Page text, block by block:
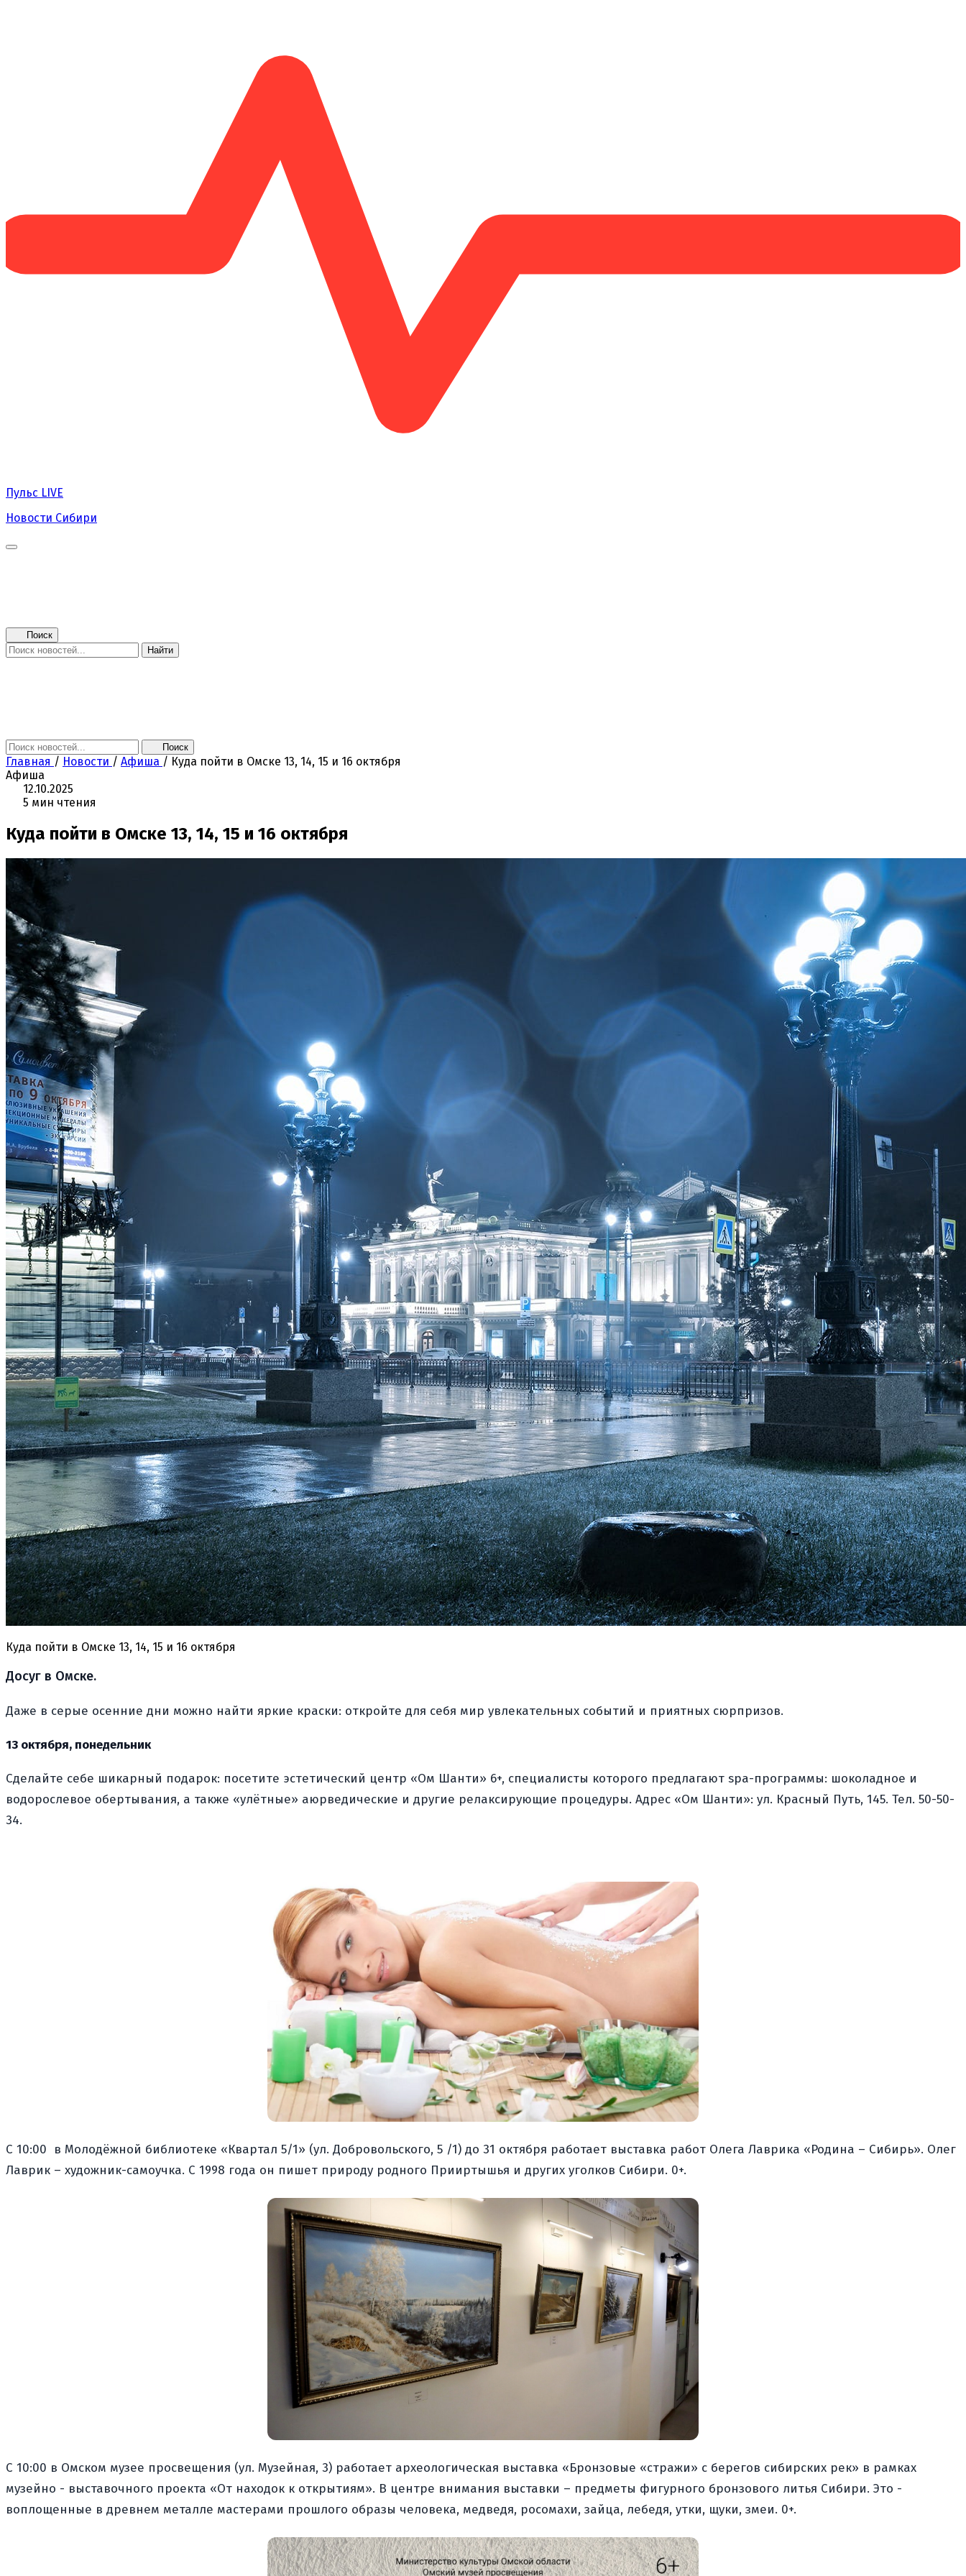
Пульс LIVE
Новости Сибири
Поиск
Найти
Поиск
Главная / Новости / Афиша / Куда пойти в Омске 13, 14, 15 и 16 октября
Афиша
12.10.2025
5 мин чтения
Куда пойти в Омске 13, 14, 15 и 16 октября
Куда пойти в Омске 13, 14, 15 и 16 октября
Досуг в Омске.
Даже в серые осенние дни можно найти яркие краски: откройте для себя мир увлекательных событий и приятных сюрпризов.
13 октября, понедельник
Сделайте себе шикарный подарок: посетите эстетический центр «Ом Шанти» 6+, специалисты которого предлагают spa-программы: шоколадное и
водорослевое обертывания, а также «улётные» аюрведические и другие релаксирующие процедуры. Адрес «Ом Шанти»: ул. Красный Путь, 145. Тел. 50-50-
34.
С 10:00
в Молодёжной библиотеке «Квартал 5/1» (ул. Добровольского, 5 /1) до 31 октября работает выставка работ Олега Лаврика «Родина – Сибирь». Олег
Лаврик – художник-самоучка. С 1998 года он пишет природу родного Прииртышья и других уголков Сибири. 0+.
С 10:00 в Омском музее просвещения (ул. Музейная, 3) работает археологическая выставка «Бронзовые «стражи» с берегов сибирских рек» в рамках
музейно - выставочного проекта «От находок к открытиям». В центре внимания выставки – предметы фигурного бронзового литья Сибири. Это -
воплощенные в древнем металле мастерами прошлого образы человека, медведя, росомахи, зайца, лебедя, утки, щуки, змеи. 0+.